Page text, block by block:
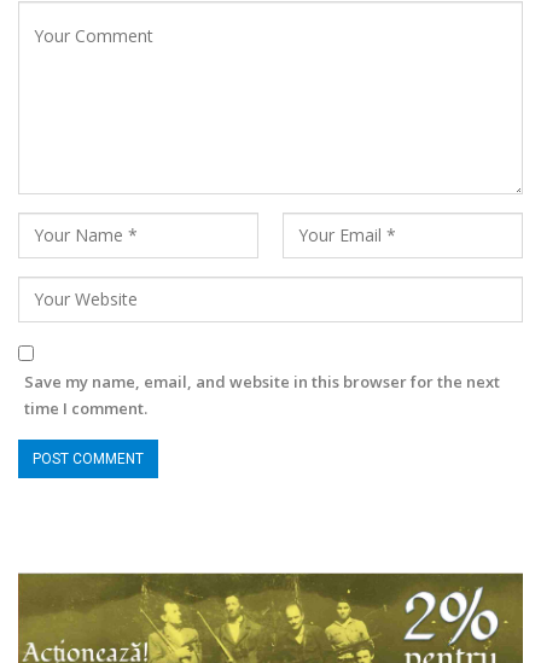
Save my name, email, and website in this browser for the next
time I comment.